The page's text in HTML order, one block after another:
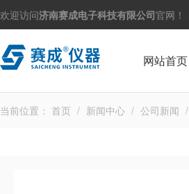
欢迎访问济南赛成电子科技有限公司官网！
网站首页
当前位置： 首页 / 新闻中心 / 公司新闻 /